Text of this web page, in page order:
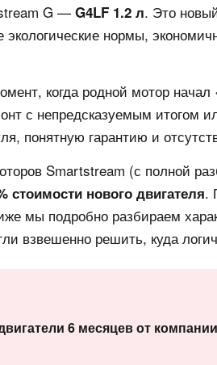
G — G4LF 1.2 л. Это
нормы,
когда родной мотор начал
с непредсказуемым итогом
понятную гарантию и
Smartstream (с полной
стоимости нового двигателя.
мы подробно разбираем
взвешенно решить, куда
6 месяцев от